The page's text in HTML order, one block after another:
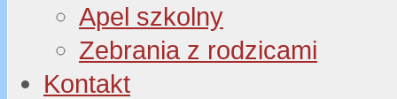
Apel szkolny
Zebrania z rodzicami
Kontakt